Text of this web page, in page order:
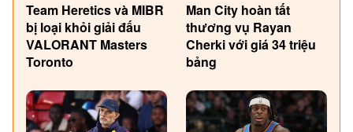
Team Heretics và MIBR
bị loại khỏi giải đấu
VALORANT Masters
Toronto
Man City hoàn tất
thương vụ Rayan
Cherki với giá 34 triệu
bảng